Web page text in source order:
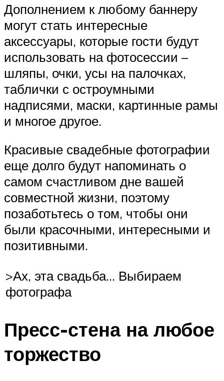
Дополнением к любому баннеру
могут стать интересные
аксессуары, которые гости будут
использовать на фотосессии –
шляпы, очки, усы на палочках,
таблички с остроумными
надписями, маски, картинные рамы
и многое другое.
Красивые свадебные фотографии
еще долго будут напоминать о
самом счастливом дне вашей
совместной жизни, поэтому
позаботьтесь о том, чтобы они
были красочными, интересными и
позитивными.
>Ах, эта свадьба… Выбираем
фотографа
Пресс-стена на любое
торжество